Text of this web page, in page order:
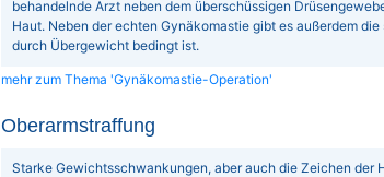
behandelnde Arzt neben dem überschüssigen
Haut. Neben der echten Gynäkomastie gibt es außerdem
durch Übergewicht bedingt ist.
mehr zum Thema 'Gynäkomastie-Operation'
Oberarmstraffung
Starke Gewichtsschwankungen, aber auch die Zeichen der